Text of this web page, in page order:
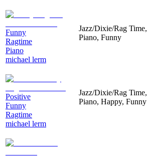
Funny
Ragtime
Piano
michael lerm
Jazz/Dixie/Rag Time,
Piano, Funny
Positive
Funny
Ragtime
michael lerm
Jazz/Dixie/Rag Time,
Piano, Happy, Funny